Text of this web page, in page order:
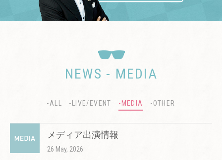
NEWS - MEDIA
-ALL -LIVE/EVENT -MEDIA -OTHER
メディア出演情報
26 May, 2026